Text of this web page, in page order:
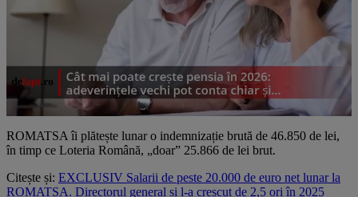
ROMATSA îi plătește lunar o indemnizație brută de 46.850 de lei,
în timp ce Loteria Română, „doar” 25.866 de lei brut.
Citește și: EXCLUSIV Salarii de peste 20.000 de euro net lunar la
ROMATSA. Directorul general și l-a crescut de 2,5 ori în 2025